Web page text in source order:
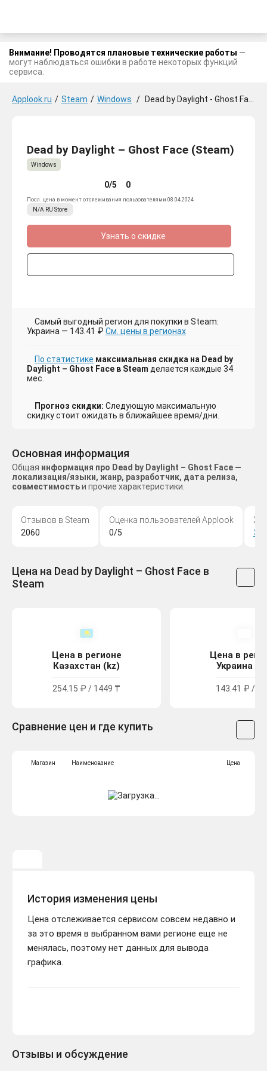
Внимание! Проводятся плановые технические работы —
могут наблюдаться ошибки в работе некоторых функций
сервиса.
Applook.ru / Steam / Windows / Dead by Daylight - Ghost Face
Dead by Daylight – Ghost Face (Steam)
Windows
0/5 0
Посл. цена в момент отслеживания пользователями 08.04.2024
N/A RU Store
Узнать о скидке
Самый выгодный регион для покупки в Steam:
Украина — 143.41 ₽ См. цены в регионах
По статистике максимальная скидка на Dead by
Daylight – Ghost Face в Steam делается каждые 34
мес.
Прогноз скидки: Следующую максимальную
скидку стоит ожидать в ближайшее время/дни.
Основная информация
Общая информация про Dead by Daylight – Ghost Face —
локализация/языки, жанр, разработчик, дата релиза,
совместимостьи прочие характеристики.
Отзывов в Steam
2060
Оценка пользователей Applook
0/5
Цена на Dead by Daylight – Ghost Face в
Steam
Цена в регионе
Казахстан (kz)
254.15 ₽ / 1449 ₸
Цена в
Украина
143.41 ₽ /
Сравнение цен и где купить
Магазин Наименование Цена
История изменения цены
Цена отслеживается сервисом совсем недавно и
за это время в выбранном вами регионе еще не
менялась, поэтому нет данных для вывода
графика.
Отзывы и обсуждение